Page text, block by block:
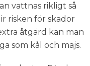
vattnas rikligt så
risken för skador
åtgärd kan man
som kål och majs.